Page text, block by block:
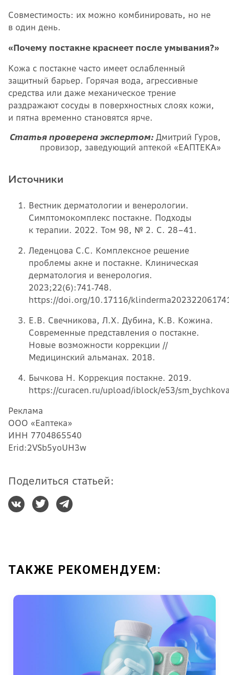
Совместимость: их можно комбинировать, но не
в один день.
«Почему постакне краснеет после умывания?»
Кожа с постакне часто имеет ослабленный
защитный барьер. Горячая вода, агрессивные
средства или даже механическое трение
раздражают сосуды в поверхностных слоях кожи,
и пятна временно становятся ярче.
Статья проверена экспертом: Дмитрий Гуров,
провизор, заведующий аптекой «ЕАПТЕКА»
Источники
Вестник дерматологии и венерологии.
Симптомокомплекс постакне. Подходы
к терапии. 2022. Том 98, № 2. С. 28–41.
Леденцова С.С. Комплексное решение
проблемы акне и постакне. Клиническая
дерматология и венерология.
2023;22(6):741‑748.
https://doi.org/10.17116/
Е.В. Свечникова, Л.Х. Дубина, К.В. Кожина.
Современные представления о постакне.
Новые возможности коррекции //
Медицинский альманах. 2018.
Бычкова Н. Коррекция постакне. 2019.
https://curacen.ru/upload/iblock/e53/
Реклама
ООО «Еаптека»
ИНН 7704865540
Erid:2VSb5yoUH3w
Поделиться статьей:
ТАКЖЕ РЕКОМЕНДУЕМ: